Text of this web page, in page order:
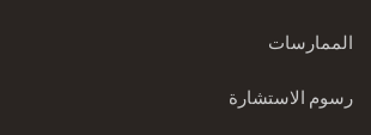
الممارسات
رسوم الاستشارة